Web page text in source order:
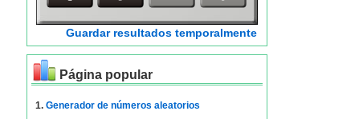
Guardar resultados temporalmente
Página popular
1. Generador de números aleatorios